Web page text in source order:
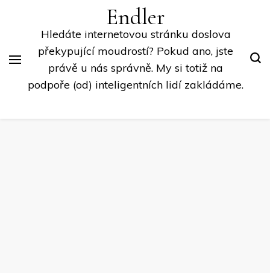
Endler
Hledáte internetovou stránku doslova
překypující moudrostí? Pokud ano, jste
právě u nás správně. My si totiž na
podpoře (od) inteligentních lidí zakládáme.